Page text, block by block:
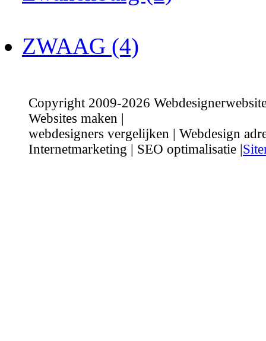
ZWAAG (4)
Copyright 2009-2026
Websites maken |
webdesigners vergelijken | Webdesign
Internetmarketing | SEO optimalisatie |